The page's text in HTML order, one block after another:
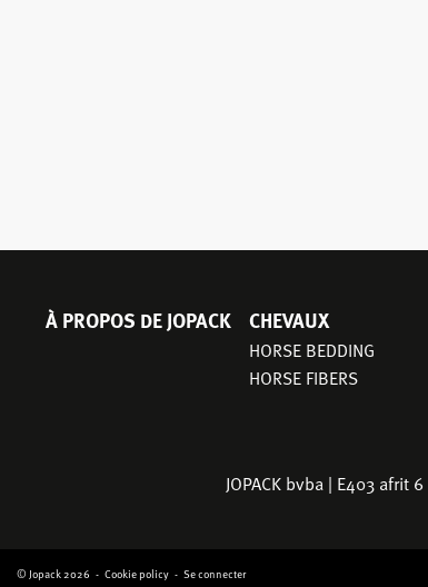
NAVIGATION
À PROPOS DE JOPACK CHEVAUX
HORSE BEDDING
HORSE FIBERS
JOPACK bvba | E403 afrit
© Jopack 2026 Cookie policy Se connecter